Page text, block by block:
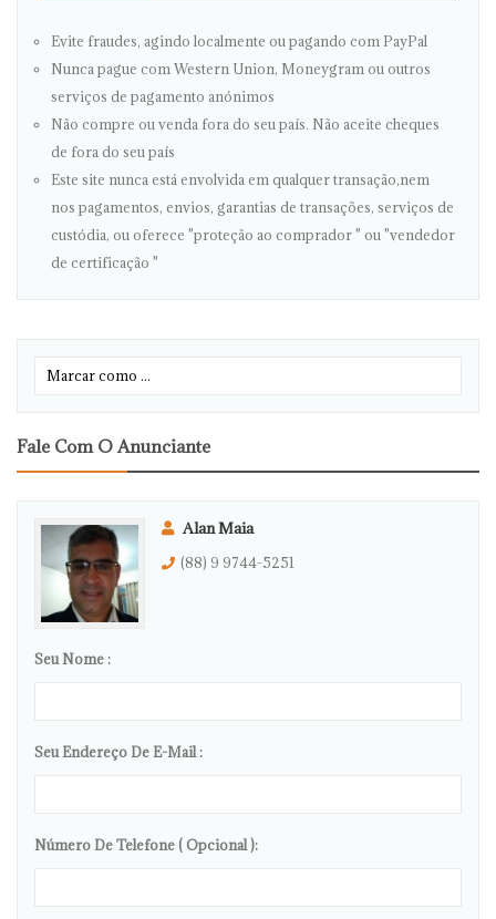
Evite fraudes, agindo localmente ou pagando com PayPal
Nunca pague com Western Union, Moneygram ou outros
serviços de pagamento anónimos
Não compre ou venda fora do seu país. Não aceite cheques
de fora do seu país
Este site nunca está envolvida em qualquer transação,nem
nos pagamentos, envios, garantias de transações, serviços de
custódia, ou oferece "proteção ao comprador " ou "vendedor
de certificação "
Fale Com O Anunciante
Alan Maia
(88) 9 9744-5251
Seu Nome :
Seu Endereço De E-Mail :
Número De Telefone ( Opcional ):